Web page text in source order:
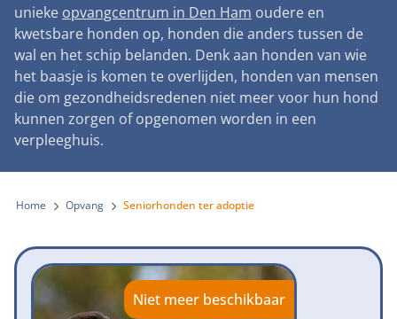
Landelijke registratie bijtincidenten
Verantwoord fokbeleid
Landelijk vuurwerkverbod
Verplichte pre-aanschaf cursus
Gemeentelijk meldpunt bijtincidenten
Bescherming tegen grasaren
Lezingen
Symposium Gemeentelijk Dierenbeleid
Teken onze petitie
Steun als bedrijf
Adopteer een seniorhond
Sponsor een seniorhond
Steun als vrijwilliger
Honden voor Honden Loop
Vraag een donatiebox aan
Wat wij doen
Onze organisatie
Samenwerking
Jaarverslag
Vacatures
Donateursmagazine Hond
Onze successen voor honden
Contactgegevens
Pers
Nieuws
Nieuwsbrief
Incassodata
Zoeken
unieke opvangcentrum in Den Ham oudere en
kwetsbare honden op, honden die anders tussen de
wal en het schip belanden. Denk aan honden van wie
het baasje is komen te overlijden, honden van mensen
die om gezondheidsredenen niet meer voor hun hond
kunnen zorgen of opgenomen worden in een
verpleeghuis.
Home Opvang Seniorhonden ter adoptie
Niet meer beschikbaar